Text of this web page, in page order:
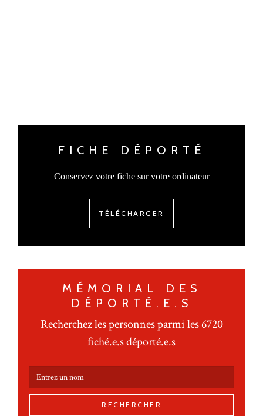
FICHE DÉPORTÉ
Conservez votre fiche sur votre ordinateur
TÉLÉCHARGER
MÉMORIAL DES
DÉPORTÉ.E.S
Recherchez les personnes parmi les 6720
fiché.e.s déporté.e.s
RECHERCHER